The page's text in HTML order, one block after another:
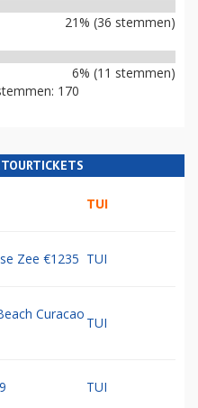
21% (36 stemmen)
6% (11 stemmen)
170
TUI
Zee €1235 TUI
Curacao
TUI
TUI